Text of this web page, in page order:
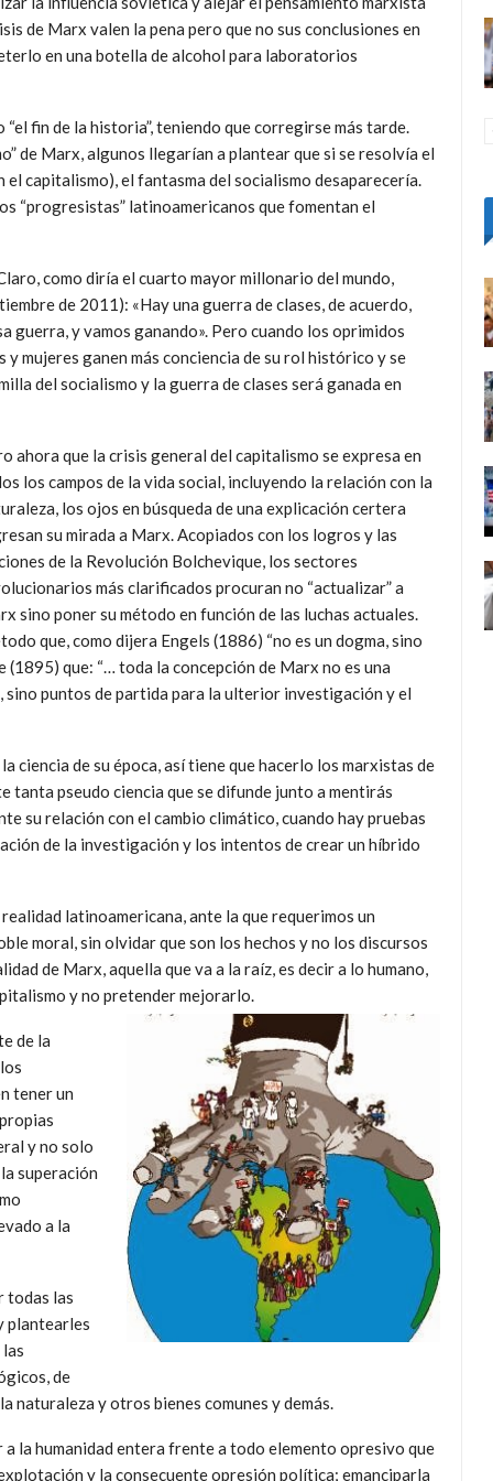
de Marx valen la pena pero que no sus conclusiones en
en una botella de alcohol para laboratorios
fin de la historia”, teniendo que corregirse más tarde.
de Marx, algunos llegarían a plantear que si se resolvía el
capitalismo), el fantasma del socialismo desaparecería.
“progresistas” latinoamericanos que fomentan el
como diría el cuarto mayor millonario del mundo,
de 2011): «Hay una guerra de clases, de acuerdo,
guerra, y vamos ganando». Pero cuando los oprimidos
mujeres ganen más conciencia de su rol histórico y se
del socialismo y la guerra de clases será ganada en
ahora que la crisis general del capitalismo se expresa en
los campos de la vida social, incluyendo la relación con la
los ojos en búsqueda de una explicación certera
su mirada a Marx. Acopiados con los logros y las
de la Revolución Bolchevique, los sectores
más clarificados procuran no “actualizar” a
sino poner su método en función de las luchas actuales.
que, como dijera Engels (1886) “no es un dogma, sino
que: “… toda la concepción de Marx no es una
puntos de partida para la ulterior investigación y el
ciencia de su época, así tiene que hacerlo los marxistas de
tanta pseudo ciencia que se difunde junto a mentirás
su relación con el cambio climático, cuando hay pruebas
de la investigación y los intentos de crear un híbrido
latinoamericana, ante la que requerimos un
moral, sin olvidar que son los hechos y no los discursos
de Marx, aquella que va a la raíz, es decir a lo humano,
y no pretender mejorarlo.
de la
tener un
y no solo
superación
a la
todas las
plantearles
de
naturaleza y otros bienes comunes y demás.
la humanidad entera frente a todo elemento opresivo que
y la consecuente opresión política; emanciparla